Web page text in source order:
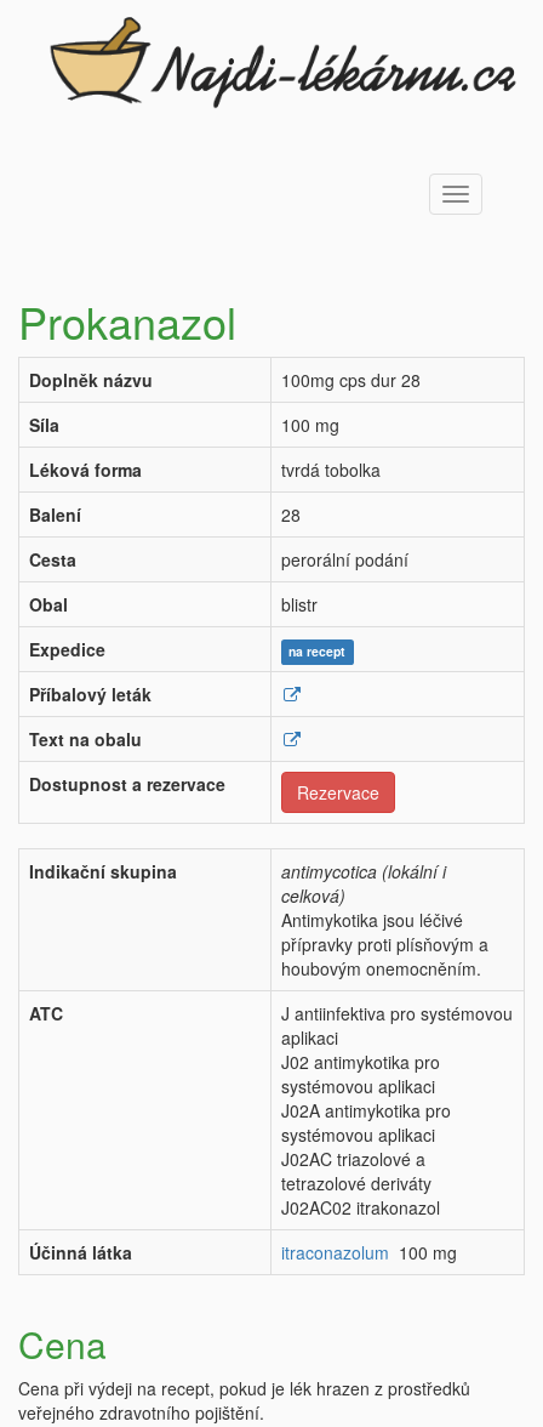
Toggle
navigation
Prokanazol
Doplněk názvu
100mg cps dur 28
Síla
100 mg
Léková forma
tvrdá tobolka
Balení
28
Cesta
perorální podání
Obal
blistr
Expedice
na recept
Příbalový leták
Text na obalu
Dostupnost a rezervace
Rezervace
Indikační skupina
antimycotica (lokální i
celková)
Antimykotika jsou léčivé
přípravky proti plísňovým a
houbovým onemocněním.
ATC
J antiinfektiva pro systémovou
aplikaci
J02 antimykotika pro
systémovou aplikaci
J02A antimykotika pro
systémovou aplikaci
J02AC triazolové a
tetrazolové deriváty
J02AC02 itrakonazol
Účinná látka
itraconazolum 100 mg
Cena
Cena při výdeji na recept, pokud je lék hrazen z prostředků
veřejného zdravotního pojištění.